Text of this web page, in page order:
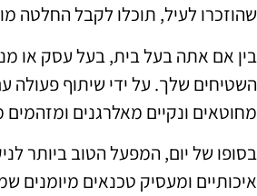
שהוזכרו לעיל, תוכלו לקבל החלטה
בין אם אתה בעל בית, בעל עסק או
השטיחים שלך. על ידי שיתוף פעולה
מחוטאים ונקיים מאלרגנים ומזהמים
בסופו של יום, המפעל הטוב ביותר
איכותיים ומעסיק טכנאים מיומנים